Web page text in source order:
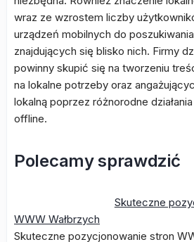
wraz ze wzrostem liczby
urządzeń mobilnych do
znajdujących się blisko nich. Firmy
powinny skupić się na tworzeniu
na lokalne potrzeby oraz
lokalną poprzez różnorodne
offline.
Polecamy sprawdzić
Skuteczne
WWW Wałbrzych
Skuteczne pozycjonowanie stron